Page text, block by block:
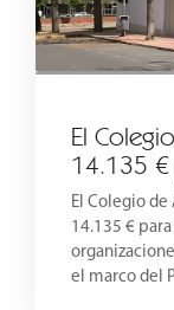
El
14.135 €
El Colegio de
14.135 €
el marco del